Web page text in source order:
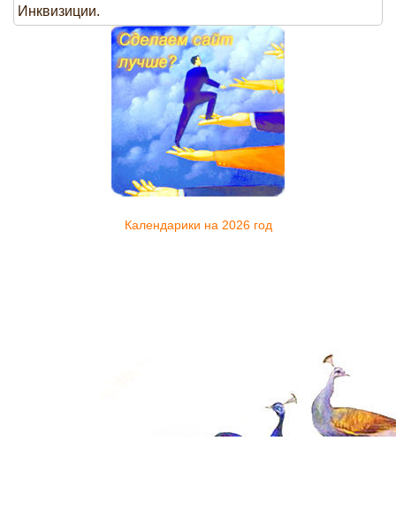
Инквизиции.
Календарики на 2026 год